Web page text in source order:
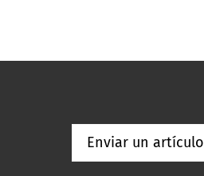
Enviar un artículo